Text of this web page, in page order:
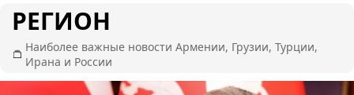
РЕГИОН
Наиболее важные новости Армении, Грузии, Турции,
Ирана и России